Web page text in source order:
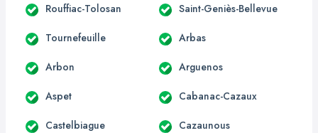
Rouffiac-Tolosan Saint-Geniès-Bellevue
Tournefeuille Arbas
Arbon Arguenos
Aspet Cabanac-Cazaux
Castelbiague Cazaunous